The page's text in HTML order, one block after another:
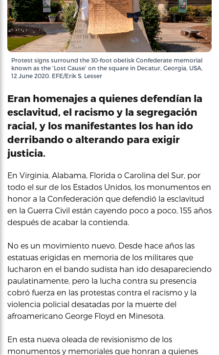
Protest signs surround the 30-foot obelisk Confederate memorial
known as the 'Lost Cause' on the square in Decatur, Georgia, USA,
12 June 2020. EFE/Erik S. Lesser
Eran homenajes a quienes defendían la
esclavitud, el racismo y la segregación
racial, y los manifestantes los han ido
derribando o alterando para exigir
justicia.
En Virginia, Alabama, Florida o Carolina del Sur, por
todo el sur de los Estados Unidos, los monumentos en
honor a la Confederación que defendió la esclavitud
en la Guerra Civil están cayendo poco a poco, 155 años
después de acabar la contienda.
No es un movimiento nuevo. Desde hace años las
estatuas erigidas en memoria de los militares que
lucharon en el bando sudista han ido desapareciendo
paulatinamente, pero la lucha contra su presencia
cobró fuerza en las protestas contra el racismo y la
violencia policial desatadas por la muerte del
afroamericano George Floyd en Minesota.
En esta nueva oleada de revisionismo de los
monumentos y memoriales que honran a quienes